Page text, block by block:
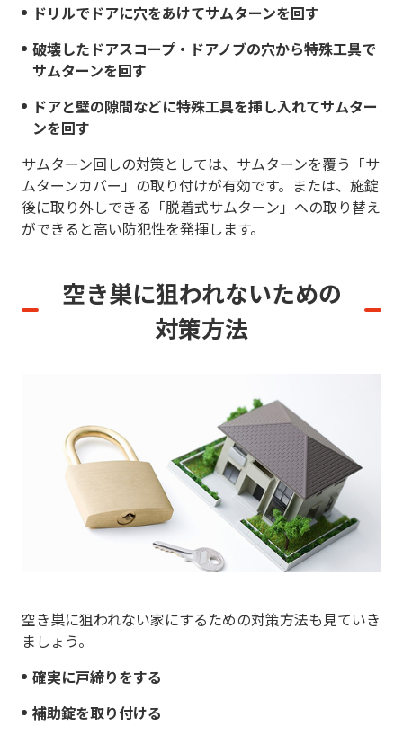
ドリルでドアに穴をあけてサムターンを回す
破壊したドアスコープ・ドアノブの穴から特殊工具で
サムターンを回す
ドアと壁の隙間などに特殊工具を挿し入れてサムター
ンを回す
サムターン回しの対策としては、サムターンを覆う「サ
ムターンカバー」の取り付けが有効です。または、施錠
後に取り外しできる「脱着式サムターン」への取り替え
ができると高い防犯性を発揮します。
空き巣に狙われないための
対策方法
空き巣に狙われない家にするための対策方法も見ていき
ましょう。
確実に戸締りをする
補助錠を取り付ける